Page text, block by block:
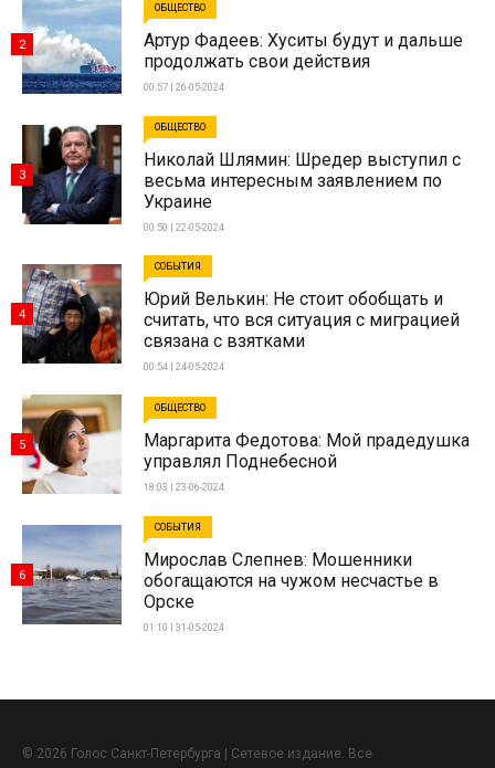
ОБЩЕСТВО
Артур Фадеев: Хуситы будут и дальше
продолжать свои действия
00:57 | 26-05-2024
2
ОБЩЕСТВО
Николай Шлямин: Шредер выступил с
весьма интересным заявлением по
Украине
00:50 | 22-05-2024
3
СОБЫТИЯ
Юрий Велькин: Не стоит обобщать и
считать, что вся ситуация с миграцией
связана с взятками
00:54 | 24-05-2024
4
ОБЩЕСТВО
Маргарита Федотова: Мой прадедушка
управлял Поднебесной
18:03 | 23-06-2024
5
СОБЫТИЯ
Мирослав Слепнев: Мошенники
обогащаются на чужом несчастье в
Орске
01:10 | 31-05-2024
6
© 2026 Голос Санкт-Петербурга | Сетевое издание. Все